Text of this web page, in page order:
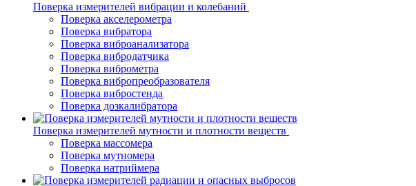
Поверка измерителей вибрации и колебаний
Поверка акселерометра
Поверка вибратора
Поверка виброанализатора
Поверка вибродатчика
Поверка виброметра
Поверка вибропреобразователя
Поверка вибростенда
Поверка дозкалибратора
Поверка измерителей мутности и плотности веществ
Поверка массомера
Поверка мутномера
Поверка натриймера